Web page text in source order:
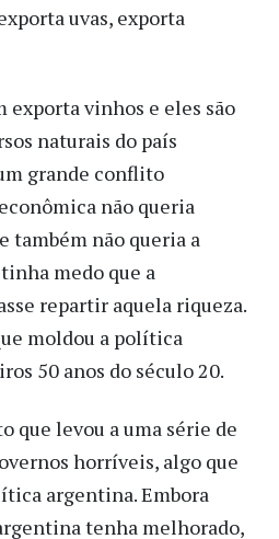
uvas, exporta
exporta vinhos e eles são
naturais do país
grande conflito
não queria
também não queria a
medo que a
repartir aquela riqueza.
moldou a política
50 anos do século 20.
que levou a uma série de
horríveis, algo que
argentina. Embora
tenha melhorado,